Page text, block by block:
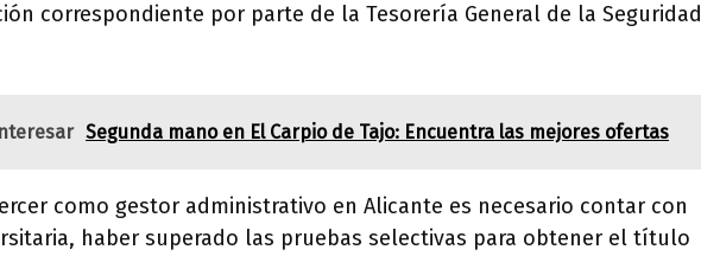
correspondiente por parte de la Tesorería General de la Seguridad
Segunda mano en El Carpio de Tajo: Encuentra las mejores ofertas
como gestor administrativo en Alicante es necesario contar con
haber superado las pruebas selectivas para obtener el título